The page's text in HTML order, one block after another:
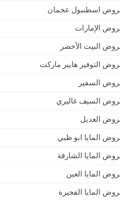
اسطنبول عجمان
الإمارات
البيت الأخضر
التوفير هايبر ماركت
السفير
السيف غاليري
العديل
المايا ابو ظبي
المايا الشارقة
المايا العين
المايا الفجيرة